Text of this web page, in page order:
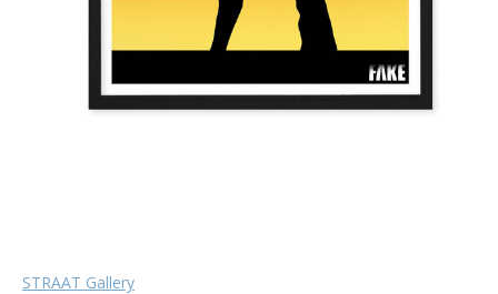
STRAAT Gallery